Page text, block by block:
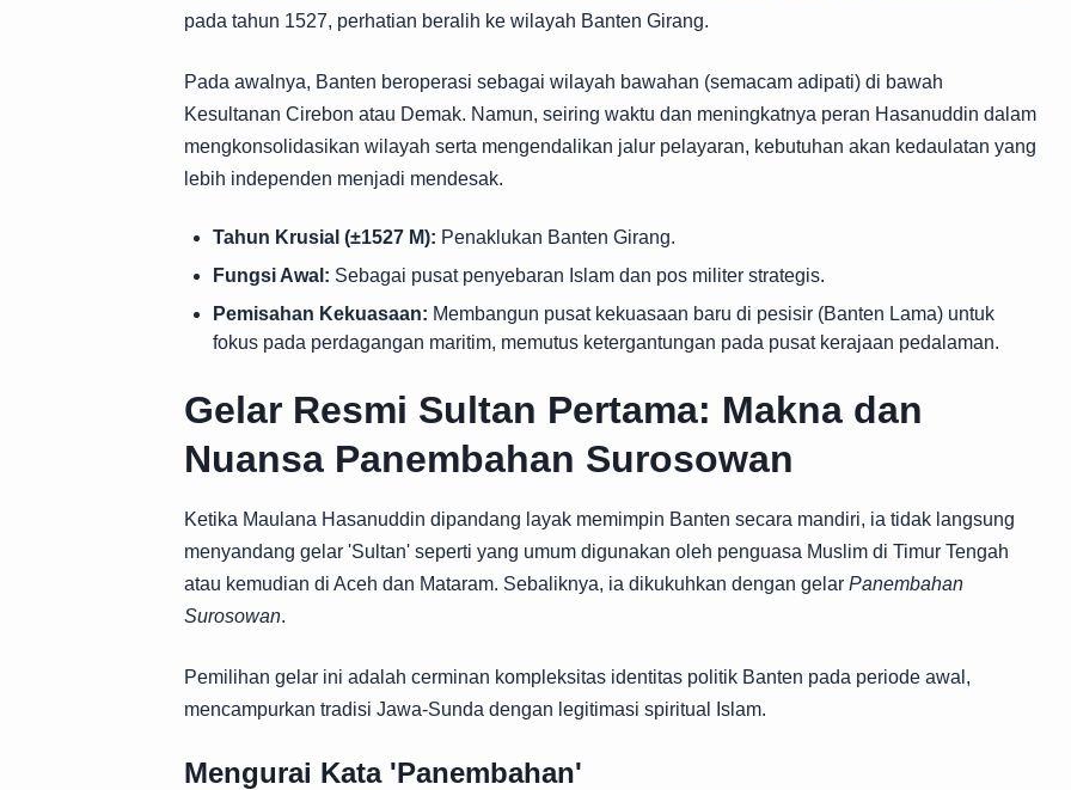
pada tahun 1527, perhatian beralih ke wilayah Banten Girang.
Pada awalnya, Banten beroperasi sebagai wilayah bawahan (semacam adipati) di bawah
Kesultanan Cirebon atau Demak. Namun, seiring waktu dan meningkatnya peran Hasanuddin dalam
mengkonsolidasikan wilayah serta mengendalikan jalur pelayaran, kebutuhan akan kedaulatan yang
lebih independen menjadi mendesak.
Tahun Krusial (±1527 M): Penaklukan Banten Girang.
Fungsi Awal: Sebagai pusat penyebaran Islam dan pos militer strategis.
Pemisahan Kekuasaan: Membangun pusat kekuasaan baru di pesisir (Banten Lama) untuk
fokus pada perdagangan maritim, memutus ketergantungan pada pusat kerajaan pedalaman.
Gelar Resmi Sultan Pertama: Makna dan
Nuansa Panembahan Surosowan
Ketika Maulana Hasanuddin dipandang layak memimpin Banten secara mandiri, ia tidak langsung
menyandang gelar 'Sultan' seperti yang umum digunakan oleh penguasa Muslim di Timur Tengah
atau kemudian di Aceh dan Mataram. Sebaliknya, ia dikukuhkan dengan gelar Panembahan
Surosowan.
Pemilihan gelar ini adalah cerminan kompleksitas identitas politik Banten pada periode awal,
mencampurkan tradisi Jawa-Sunda dengan legitimasi spiritual Islam.
Mengurai Kata 'Panembahan'